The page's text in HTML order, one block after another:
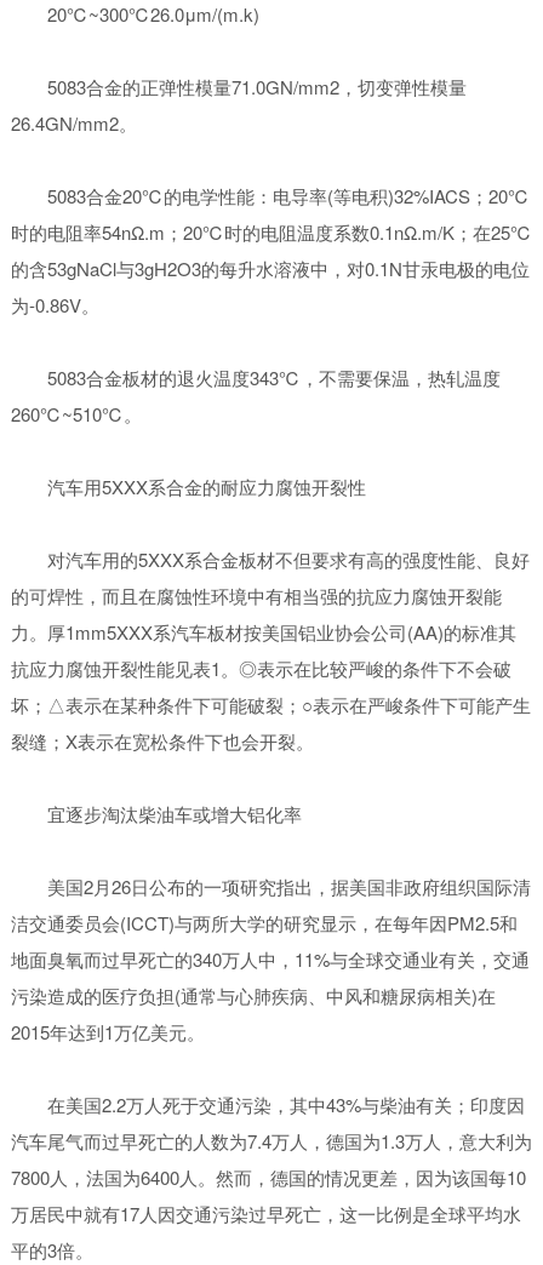
20℃~300℃26.0μm/(m.k)
5083合金的正弹性模量71.0GN/mm2，切变弹性模量
26.4GN/mm2。
5083合金20℃的电学性能：电导率(等电积)32%IACS；20℃
时的电阻率54nΩ.m；20℃时的电阻温度系数0.1nΩ.m/K；在25℃
的含53gNaCl与3gH2O3的每升水溶液中，对0.1N甘汞电极的电位
为-0.86V。
5083合金板材的退火温度343℃，不需要保温，热轧温度
260℃~510℃。
汽车用5XXX系合金的耐应力腐蚀开裂性
对汽车用的5XXX系合金板材不但要求有高的强度性能、良好
的可焊性，而且在腐蚀性环境中有相当强的抗应力腐蚀开裂能
力。厚1mm5XXX系汽车板材按美国铝业协会公司(AA)的标准其
抗应力腐蚀开裂性能见表1。◎表示在比较严峻的条件下不会破
坏；△表示在某种条件下可能破裂；○表示在严峻条件下可能产生
裂缝；X表示在宽松条件下也会开裂。
宜逐步淘汰柴油车或增大铝化率
美国2月26日公布的一项研究指出，据美国非政府组织国际清
洁交通委员会(ICCT)与两所大学的研究显示，在每年因PM2.5和
地面臭氧而过早死亡的340万人中，11%与全球交通业有关，交通
污染造成的医疗负担(通常与心肺疾病、中风和糖尿病相关)在
2015年达到1万亿美元。
在美国2.2万人死于交通污染，其中43%与柴油有关；印度因
汽车尾气而过早死亡的人数为7.4万人，德国为1.3万人，意大利为
7800人，法国为6400人。然而，德国的情况更差，因为该国每10
万居民中就有17人因交通污染过早死亡，这一比例是全球平均水
平的3倍。